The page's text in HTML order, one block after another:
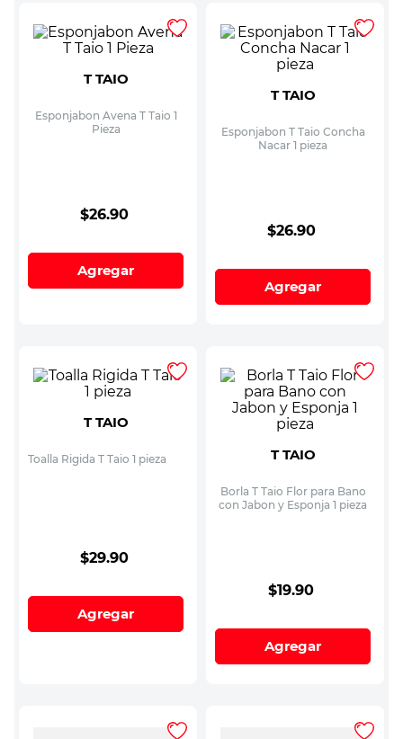
T TAIO
Esponjabon Avena T Taio 1
Pieza
$26.90
Agregar
T TAIO
Esponjabon T Taio Concha
Nacar 1 pieza
$26.90
Agregar
T TAIO
Toalla Rigida T Taio 1 pieza
$29.90
Agregar
T TAIO
Borla T Taio Flor para Bano
con Jabon y Esponja 1 pieza
$19.90
Agregar